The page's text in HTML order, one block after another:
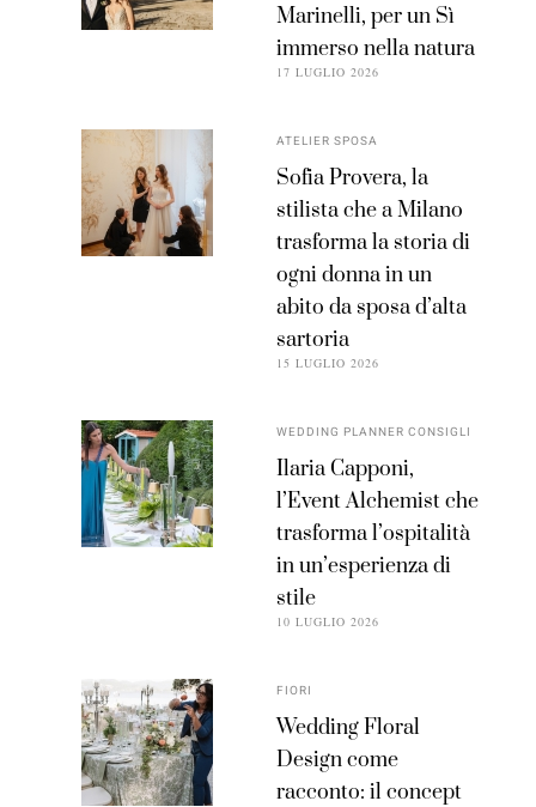
Marinelli, per un Sì
immerso nella natura
17 LUGLIO 2026
ATELIER SPOSA
Sofia Provera, la
stilista che a Milano
trasforma la storia di
ogni donna in un
abito da sposa d’alta
sartoria
15 LUGLIO 2026
WEDDING PLANNER CONSIGLI
Ilaria Capponi,
l’Event Alchemist che
trasforma l’ospitalità
in un’esperienza di
stile
10 LUGLIO 2026
FIORI
Wedding Floral
Design come
racconto: il concept